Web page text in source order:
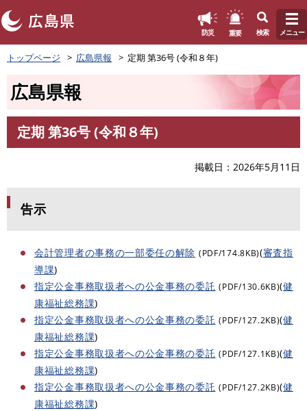
ペ
ー
頭
す
防災 重要 検索 メニュー
トップページ 広島県報 定期 第36号 (令和８年)
広島県報
文
定期 第36号 (令和８年)
掲載日 2026年5月11日
告示
会計管理者の事務の一部委任の解除 (PDF/174.8KB)(審査指
導課)
指定公金事務取扱者への公金事務の委託 (PDF/130.6KB)(健
康福祉総務課)
指定公金事務取扱者への公金事務の委託 (PDF/127.2KB)(健
康福祉総務課)
指定公金事務取扱者への公金事務の委託 (PDF/127.1KB)(健
康福祉総務課)
指定公金事務取扱者への公金事務の委託 (PDF/127.2KB)(健
康福祉総務課)